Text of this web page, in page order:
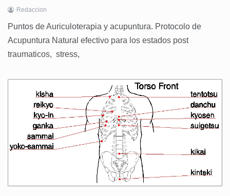
Redaccion
Puntos de Auriculoterapia y acupuntura. Protocolo de
Acupuntura Natural efectivo para los estados post
traumaticos, stress,